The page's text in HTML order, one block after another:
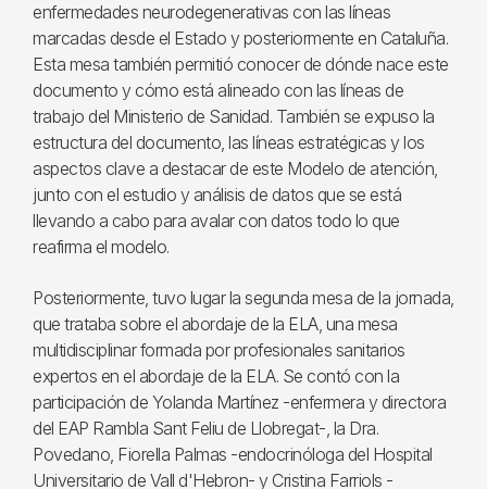
enfermedades neurodegenerativas con las líneas
marcadas desde el Estado y posteriormente en Cataluña.
Esta mesa también permitió conocer de dónde nace este
documento y cómo está alineado con las líneas de
trabajo del Ministerio de Sanidad. También se expuso la
estructura del documento, las líneas estratégicas y los
aspectos clave a destacar de este Modelo de atención,
junto con el estudio y análisis de datos que se está
llevando a cabo para avalar con datos todo lo que
reafirma el modelo.
Posteriormente, tuvo lugar la segunda mesa de la jornada,
que trataba sobre el abordaje de la ELA, una mesa
multidisciplinar formada por profesionales sanitarios
expertos en el abordaje de la ELA. Se contó con la
participación de Yolanda Martínez -enfermera y directora
del EAP Rambla Sant Feliu de Llobregat-, la Dra.
Povedano, Fiorella Palmas -endocrinóloga del Hospital
Universitario de Vall d'Hebron- y Cristina Farriols -